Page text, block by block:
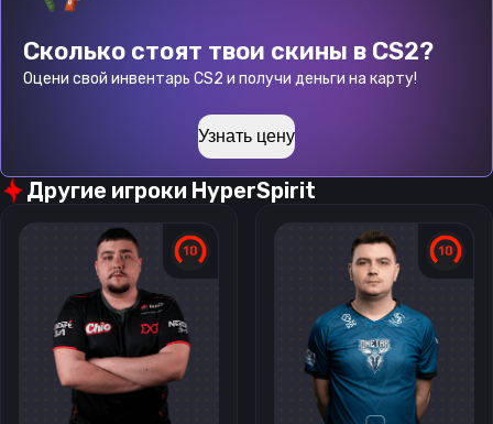
Сколько стоят твои скины в CS2?
Оцени свой инвентарь CS2 и получи деньги на карту!
Узнать цену
Другие игроки HyperSpirit